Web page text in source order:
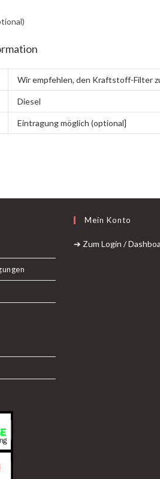
Wir empfehlen, den Kraftstoff-Filter
Diesel
Eintragung möglich (optional]
Mein Konto
➔ Zum Login /